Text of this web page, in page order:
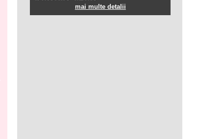
mai multe detalii